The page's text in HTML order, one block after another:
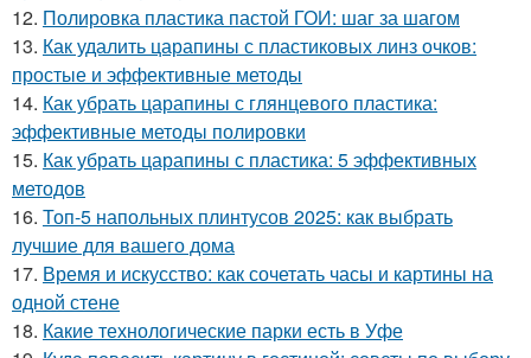
12. Полировка пластика пастой ГОИ: шаг за шагом
13. Как удалить царапины с пластиковых линз очков:
простые и эффективные методы
14. Как убрать царапины с глянцевого пластика:
эффективные методы полировки
15. Как убрать царапины с пластика: 5 эффективных
методов
16. Топ-5 напольных плинтусов 2025: как выбрать
лучшие для вашего дома
17. Время и искусство: как сочетать часы и картины на
одной стене
18. Какие технологические парки есть в Уфе